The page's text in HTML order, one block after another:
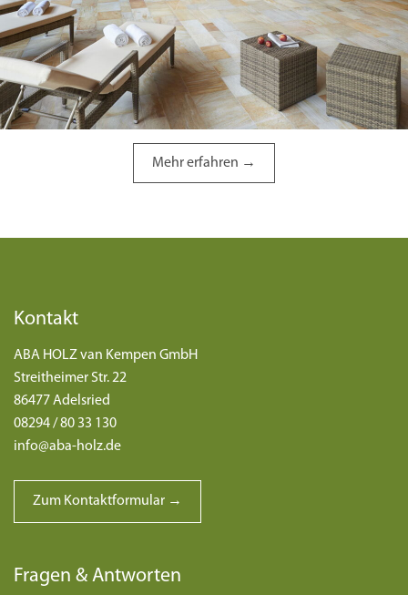
Mehr erfahren →
Kontakt
ABA HOLZ van Kempen GmbH
Streitheimer Str. 22
86477 Adelsried
08294 / 80 33 130
info@aba-holz.de
Zum Kontaktformular →
Fragen & Antworten